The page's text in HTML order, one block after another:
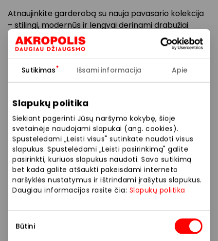
Sutikimas Išsami informacija Apie
Slapukų politika
Siekiant pagerinti Jūsų naršymo kokybę, šioje
svetainėje naudojami slapukai (ang. cookies).
Spustelėdami „Leisti visus" sutinkate naudoti visus
slapukus. Spustelėdami „Leisti pasirinkimą" galite
pasirinkti, kuriuos slapukus naudoti. Savo sutikimą
bet kada galite atšaukti pakeisdami interneto
naršyklės nustatymus ir ištrindami įrašytus slapukus.
Daugiau informacijos rasite čia: Slapukų politika
pasirinkimas
Būtini
Atnaujinkite garderobą su nauja pavasario kolekcija
– stilingi, modernūs ir lengvai derinami drabužiai
kiekvienai dienai.
Prekybos ir pramogų centre „AKROPOLIS“
veikiančios parduotuvės ir paslaugų teikėjai
dydžius bei kitas aktualias sąlygas.
Stengiamės kuo tiksliau pateikti aktualią
informaciją, tačiau, jei kyla neatitikimų tarp mūsų
tinklalapyje pateiktos informacijos ir faktinės
informacijos parduotuvėje ar paslaugų teikimo
vietoje, visada vadovaukitės tuo, kas nurodyta
konkrečioje parduotuvėje ar paslaugų teikimo
vietoje.
Visais klausimais, susijusiais su konkrečiomis
nuolaidomis bei vykstančiomis akcijomis,